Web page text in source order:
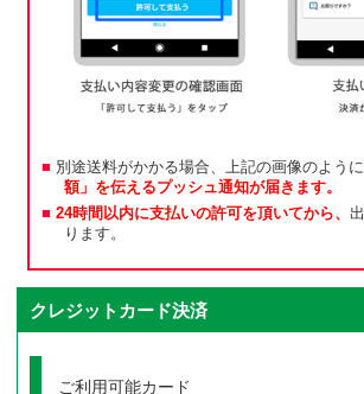
別途送料がかかる場合、上記の画像のように
額」を伝えるプッシュ通知が届きます。
24時間以内に支払いの許可を頂いてから、
ります。
クレジットカード決済
ご利用可能カード